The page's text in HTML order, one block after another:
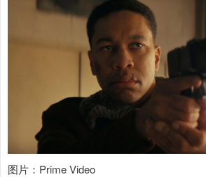
图片：Prime Video